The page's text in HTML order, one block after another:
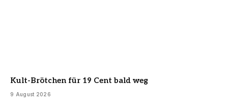
Kult-Brötchen für 19 Cent bald weg
9 August 2026